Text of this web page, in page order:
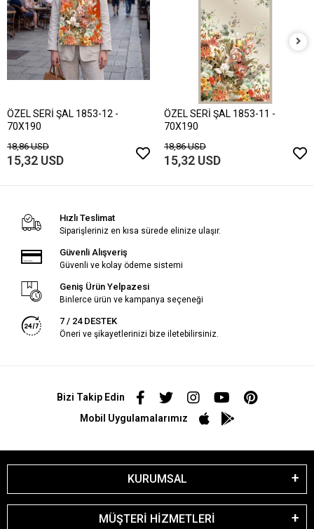
ÖZEL SERİ ŞAL 1853-12 -
70X190
18,86 USD
15,32 USD
ÖZEL SERİ ŞAL 1853-11 -
70X190
18,86 USD
15,32 USD
Hızlı Teslimat
Siparişleriniz en kısa sürede elinize ulaşır.
Güvenli Alışveriş
Güvenli ve kolay ödeme sistemi
Geniş Ürün Yelpazesi
Binlerce ürün ve kampanya seçeneği
7 / 24 DESTEK
Öneri ve şikayetlerinizi bize iletebilirsiniz.
Bizi Takip Edin
Mobil Uygulamalarımız
KURUMSAL
MÜŞTERİ HİZMETLERİ